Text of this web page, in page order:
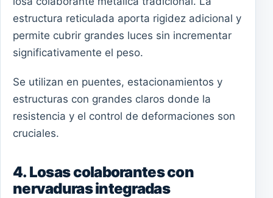
estructura reticulada aporta rigidez adicional y
permite cubrir grandes luces sin incrementar
significativamente el peso.
Se utilizan en puentes, estacionamientos y
estructuras con grandes claros donde la
resistencia y el control de deformaciones son
cruciales.
4. Losas colaborantes con
nervaduras integradas